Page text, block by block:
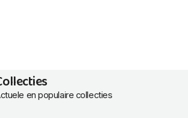
en populaire collecties